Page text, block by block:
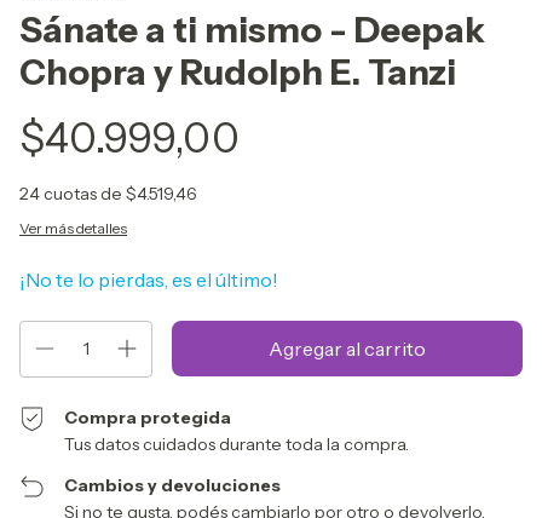
Sánate a ti mismo - Deepak
Chopra y Rudolph E. Tanzi
$40.999,00
24cuotas de $4.519,46
Ver más detalles
¡No te lo pierdas, es el último!
Compra protegida
Tus datos cuidados durante toda la compra.
Cambios y devoluciones
Si no te gusta, podés cambiarlo por otro o devolverlo.